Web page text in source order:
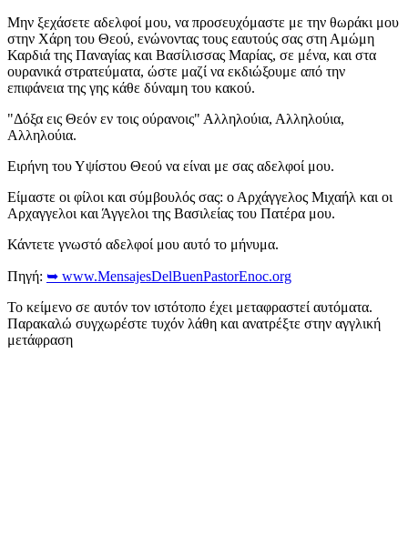
Μην ξεχάσετε αδελφοί μου, να προσευχόμαστε με την θωράκι μου
στην Χάρη του Θεού, ενώνοντας τους εαυτούς σας στη Αμώμη
Καρδιά της Παναγίας και Βασίλισσας Μαρίας, σε μένα, και στα
ουρανικά στρατεύματα, ώστε μαζί να εκδιώξουμε από την
επιφάνεια της γης κάθε δύναμη του κακού.
"Δόξα εις Θεόν εν τοις ούρανοις" Αλληλούια, Αλληλούια,
Αλληλούια.
Ειρήνη του Υψίστου Θεού να είναι με σας αδελφοί μου.
Είμαστε οι φίλοι και σύμβουλός σας: ο Αρχάγγελος Μιχαήλ και οι
Αρχαγγελοι και Άγγελοι της Βασιλείας του Πατέρα μου.
Κάντετε γνωστό αδελφοί μου αυτό το μήνυμα.
Πηγή: ➥ www.MensajesDelBuenPastorEnoc.org
Το κείμενο σε αυτόν τον ιστότοπο έχει μεταφραστεί αυτόματα.
Παρακαλώ συγχωρέστε τυχόν λάθη και ανατρέξτε στην αγγλική
μετάφραση